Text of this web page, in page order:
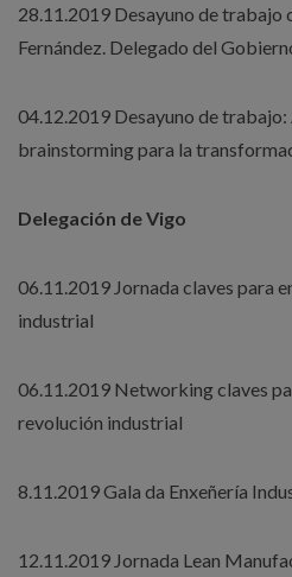
28.11.2019 Desayuno de trabajo
Fernández. Delegado del
04.12.2019 Desayuno de
brainstorming para la
Delegación de Vigo
06.11.2019 Jornada claves para
industrial
06.11.2019 Networking claves
revolución industrial
8.11.2019 Gala da Enxeñería
12.11.2019 Jornada Lean